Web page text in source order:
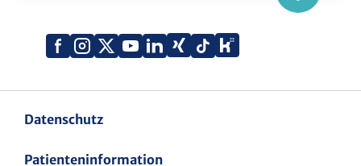
Facebook
Instagram
X
YouTube
LinkedIn
Xing TiktokKununu
Datenschutz
Patienteninformation